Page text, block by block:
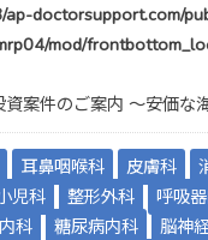
doctorsupport.com/
mod/
案件のご案内 ～安価な
耳鼻咽喉科 皮膚科
児科 整形外科 呼吸
科 糖尿病内科 脳神